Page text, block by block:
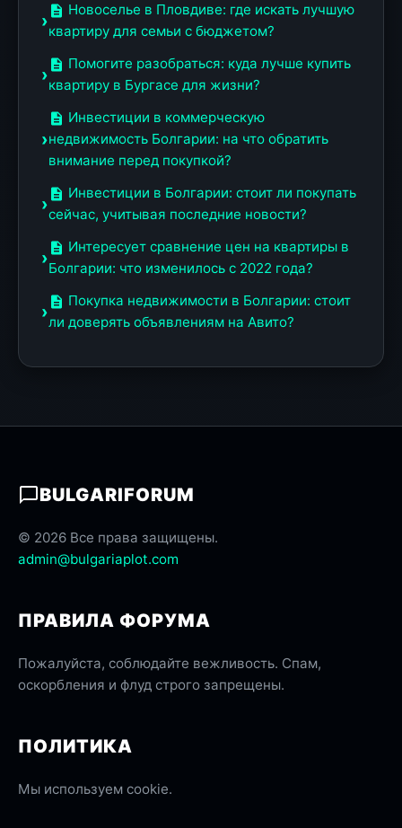
Новоселье в Пловдиве: где искать лучшую
квартиру для семьи с бюджетом?
Помогите разобраться: куда лучше купить
квартиру в Бургасе для жизни?
Инвестиции в коммерческую
недвижимость Болгарии: на что обратить
внимание перед покупкой?
Инвестиции в Болгарии: стоит ли покупать
сейчас, учитывая последние новости?
Интересует сравнение цен на квартиры в
Болгарии: что изменилось с 2022 года?
Покупка недвижимости в Болгарии: стоит
ли доверять объявлениям на Авито?
BULGARIFORUM
© 2026 Все права защищены.
admin@bulgariaplot.com
ПРАВИЛА ФОРУМА
Пожалуйста, соблюдайте вежливость. Спам,
оскорбления и флуд строго запрещены.
ПОЛИТИКА
Мы используем cookie.